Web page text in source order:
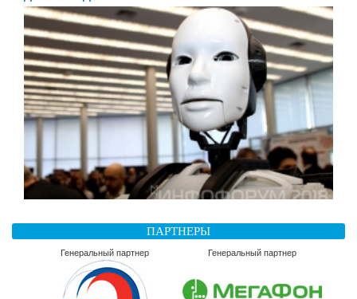
ПАРТНЕРЫ
Генеральный партнер Генеральный партнер